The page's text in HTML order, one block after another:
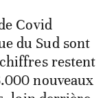
Covid
du Sud sont
restent
nouveaux